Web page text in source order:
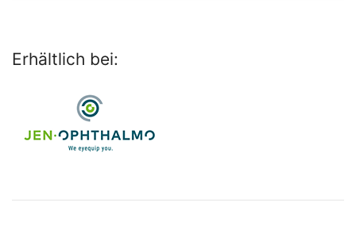
Erhältlich bei: